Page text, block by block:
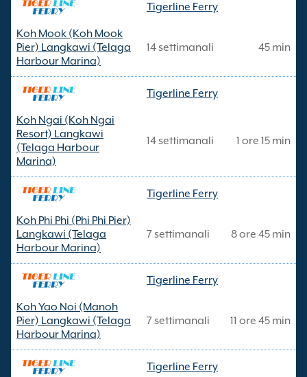
Tigerline Ferry
Koh Mook (Koh Mook
Pier) Langkawi (Telaga
Harbour Marina)
14 settimanali 45 min
Tigerline Ferry
Koh Ngai (Koh Ngai
Resort) Langkawi
(Telaga Harbour
Marina)
14 settimanali 1 ore 15 min
Tigerline Ferry
Koh Phi Phi (Phi Phi Pier)
Langkawi (Telaga
Harbour Marina)
7 settimanali 8 ore 45 min
Tigerline Ferry
Koh Yao Noi (Manoh
Pier) Langkawi (Telaga
Harbour Marina)
7 settimanali 11 ore 45 min
Tigerline Ferry